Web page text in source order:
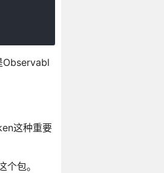
Observabl
这种重要
包。